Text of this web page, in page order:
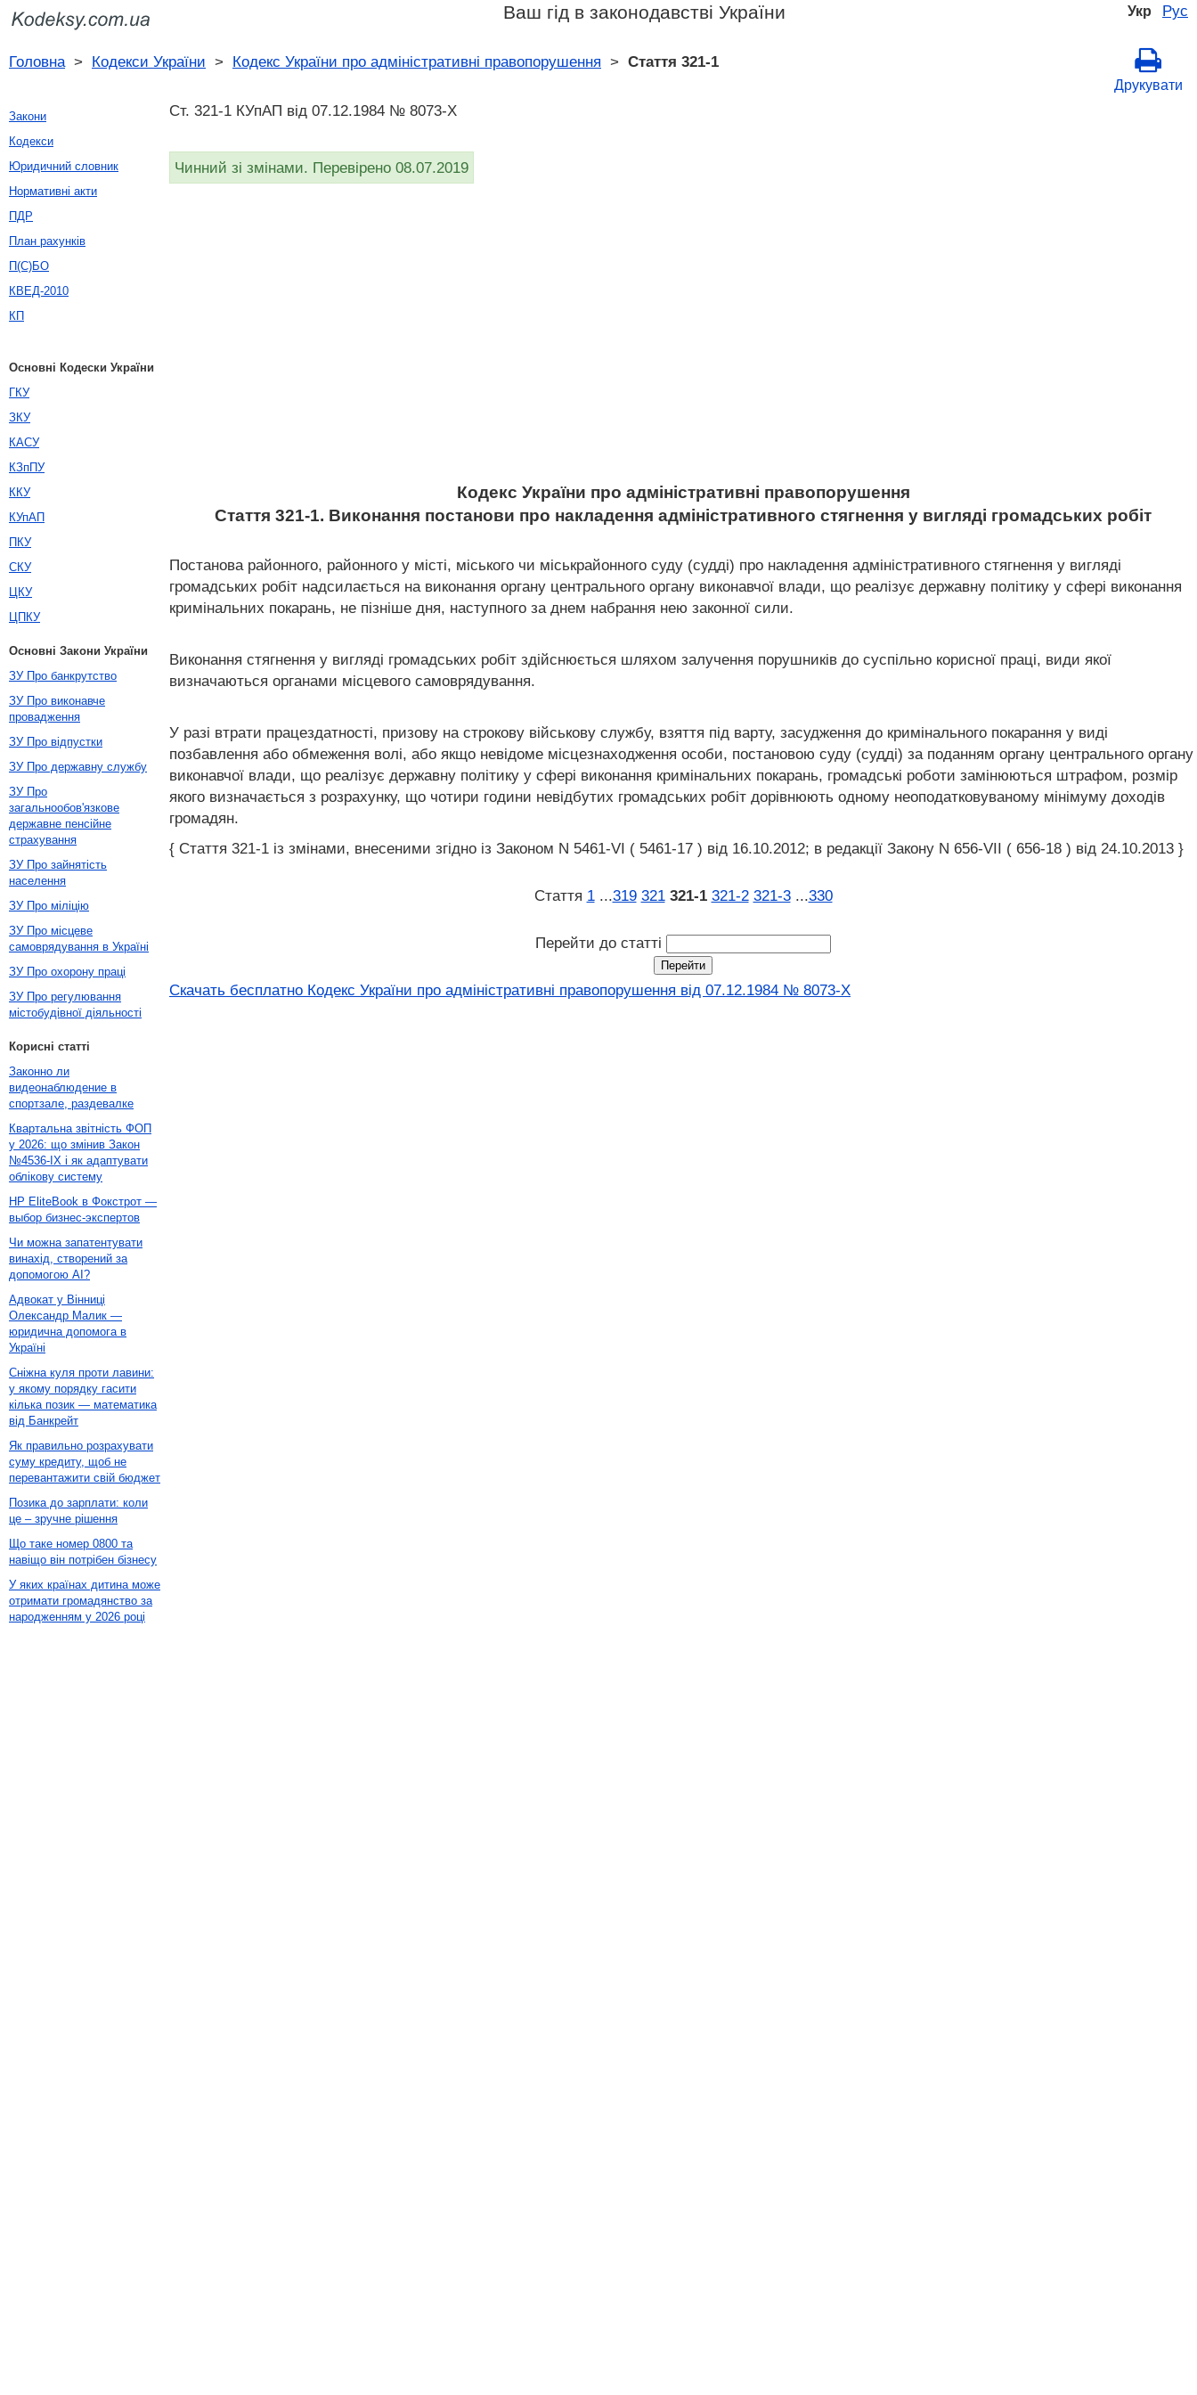
Укр Рус
Ваш гід в законодавстві України
Головна> Кодекси України > Кодекс України про адміністративні правопорушення > Стаття 321-1
Друкувати
Ст. 321-1 КУпАП вiд 07.12.1984 № 8073-X
Чинний зі змінами. Перевірено 08.07.2019
Кодекс України про адміністративні правопорушення
Стаття 321-1. Виконання постанови про накладення адміністративного стягнення у вигляді громадських робіт
Постанова районного, районного у місті, міського чи міськрайонного суду (судді) про накладення адміністративного стягнення у вигляді
громадських робіт надсилається на виконання органу центрального органу виконавчої влади, що реалізує державну політику у сфері виконання
кримінальних покарань, не пізніше дня, наступного за днем набрання нею законної сили.
Виконання стягнення у вигляді громадських робіт здійснюється шляхом залучення порушників до суспільно корисної праці, види якої
визначаються органами місцевого самоврядування.
У разі втрати працездатності, призову на строкову військову службу, взяття під варту, засудження до кримінального покарання у виді
позбавлення або обмеження волі, або якщо невідоме місцезнаходження особи, постановою суду (судді) за поданням органу центрального органу
виконавчої влади, що реалізує державну політику у сфері виконання кримінальних покарань, громадські роботи замінюються штрафом, розмір
якого визначається з розрахунку, що чотири години невідбутих громадських робіт дорівнюють одному неоподатковуваному мінімуму доходів
громадян.
{ Стаття 321-1 із змінами, внесеними згідно із Законом N 5461-VI ( 5461-17 ) від 16.10.2012; в редакції Закону N 656-VII ( 656-18 ) від 24.10.2013 }
Стаття 1 ...319 321 321‑1 321‑2 321‑3 ...330
Перейти до статті
Скачать бесплатно Кодекс України про адміністративні правопорушення вiд 07.12.1984 № 8073-X
Закони
Кодекси
Юридичний словник
Нормативні акти
ПДР
План рахунків
П(С)БО
КВЕД-2010
КП
Основні Кодески України
ГКУ
ЗКУ
КАСУ
КЗпПУ
ККУ
КУпАП
ПКУ
СКУ
ЦКУ
ЦПКУ
Основні Закони України
ЗУ Про банкрутство
ЗУ Про виконавче
провадження
ЗУ Про відпустки
ЗУ Про державну службу
ЗУ Про
загальнообов'язкове
державне пенсійне
страхування
ЗУ Про зайнятість
населення
ЗУ Про міліцію
ЗУ Про місцеве
самоврядування в Україні
ЗУ Про охорону праці
ЗУ Про регулювання
містобудівної діяльності
Корисні статті
Законно ли
видеонаблюдение в
спортзале, раздевалке
Квартальна звітність ФОП
у 2026: що змінив Закон
№4536-IX і як адаптувати
облікову систему
HP EliteBook в Фокстрот —
выбор бизнес-экспертов
Чи можна запатентувати
винахід, створений за
допомогою AI?
Адвокат у Вінниці
Олександр Малик —
юридична допомога в
Україні
Сніжна куля проти лавини:
у якому порядку гасити
кілька позик — математика
від Банкрейт
Як правильно розрахувати
суму кредиту, щоб не
перевантажити свій бюджет
Позика до зарплати: коли
це – зручне рішення
Що таке номер 0800 та
навіщо він потрібен бізнесу
У яких країнах дитина може
отримати громадянство за
народженням у 2026 році